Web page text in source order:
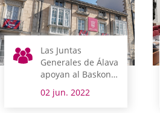
Las Juntas
Generales de Álava
apoyan al Baskonia
en su camino
hacia el título de
02 jun. 2022